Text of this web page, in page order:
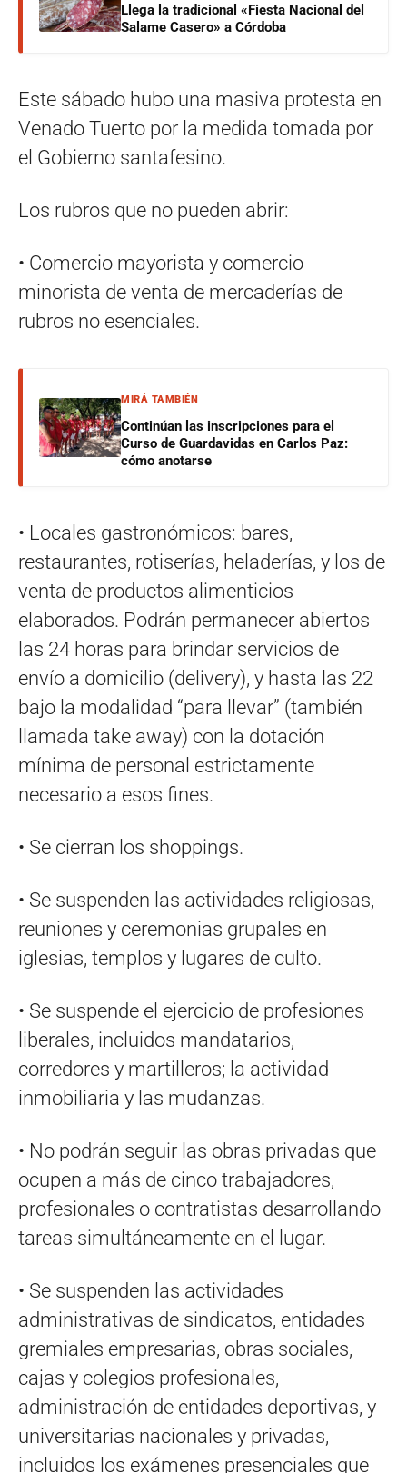
Llega la tradicional «Fiesta Nacional del
Salame Casero» a Córdoba
Este sábado hubo una masiva protesta en
Venado Tuerto por la medida tomada por
el Gobierno santafesino.
Los rubros que no pueden abrir:
• Comercio mayorista y comercio
minorista de venta de mercaderías de
rubros no esenciales.
MIRÁ TAMBIÉN
Continúan las inscripciones para el
Curso de Guardavidas en Carlos Paz:
cómo anotarse
• Locales gastronómicos: bares,
restaurantes, rotiserías, heladerías, y los de
venta de productos alimenticios
elaborados. Podrán permanecer abiertos
las 24 horas para brindar servicios de
envío a domicilio (delivery), y hasta las 22
bajo la modalidad “para llevar” (también
llamada take away) con la dotación
mínima de personal estrictamente
necesario a esos fines.
• Se cierran los shoppings.
• Se suspenden las actividades religiosas,
reuniones y ceremonias grupales en
iglesias, templos y lugares de culto.
• Se suspende el ejercicio de profesiones
liberales, incluidos mandatarios,
corredores y martilleros; la actividad
inmobiliaria y las mudanzas.
• No podrán seguir las obras privadas que
ocupen a más de cinco trabajadores,
profesionales o contratistas desarrollando
tareas simultáneamente en el lugar.
• Se suspenden las actividades
administrativas de sindicatos, entidades
gremiales empresarias, obras sociales,
cajas y colegios profesionales,
administración de entidades deportivas, y
universitarias nacionales y privadas,
incluidos los exámenes presenciales que